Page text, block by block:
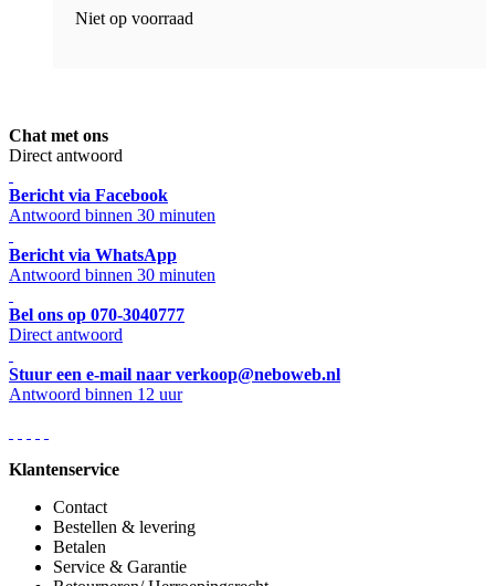
Niet op voorraad
Chat met ons
Direct antwoord
Bericht via Facebook
Antwoord binnen 30 minuten
Bericht via WhatsApp
Antwoord binnen 30 minuten
Bel ons op 070-3040777
Direct antwoord
Stuur een e-mail naar verkoop@neboweb.nl
Antwoord binnen 12 uur
Klantenservice
Contact
Bestellen & levering
Betalen
Service & Garantie